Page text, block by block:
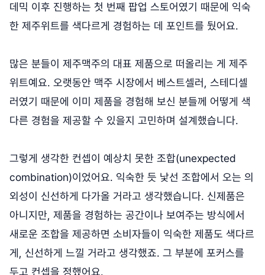
데믹 이후 진행하는 첫 번째 팝업 스토어였기 때문에 익숙
한 제주위트를 색다르게 경험하는 데 포인트를 뒀어요.
많은 분들이 제주맥주의 대표 제품으로 떠올리는 게 제주
위트예요. 오랫동안 맥주 시장에서 베스트셀러, 스테디셀
러였기 때문에 이미 제품을 경험해 보신 분들께 어떻게 색
다른 경험을 제공할 수 있을지 고민하며 설계했습니다.
그렇게 생각한 컨셉이 예상치 못한 조합(unexpected
combination)이었어요. 익숙한 듯 낯선 조합에서 오는 의
외성이 신선하게 다가올 거라고 생각했습니다. 신제품은
아니지만, 제품을 경험하는 공간이나 보여주는 방식에서
새로운 조합을 제공하면 소비자들이 익숙한 제품도 색다르
게, 신선하게 느낄 거라고 생각했죠. 그 부분에 포커스를
두고 컨셉을 정했어요.